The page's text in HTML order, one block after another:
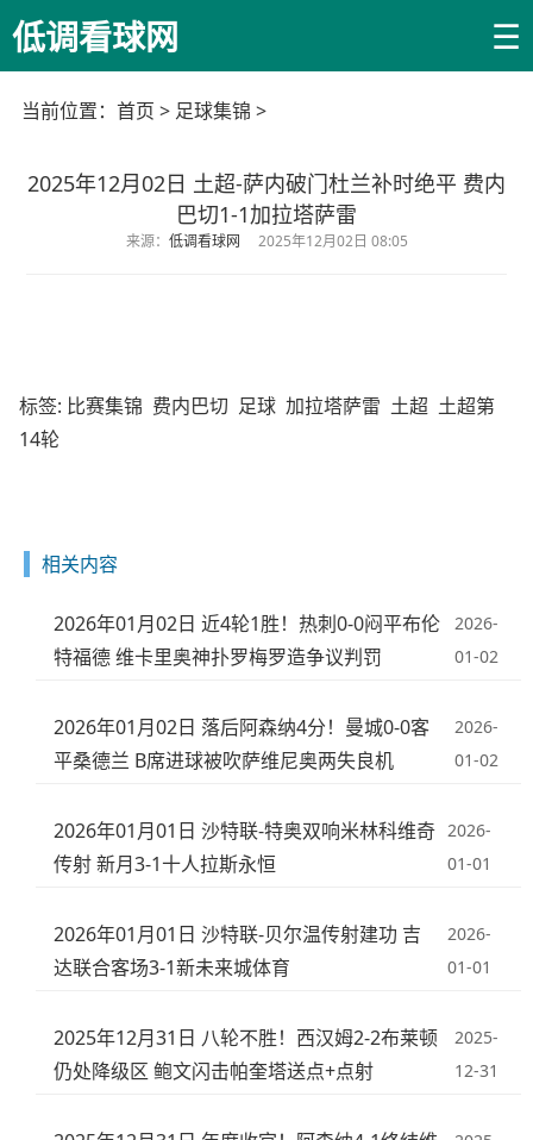
低调看球网 ☰
当前位置： 首页 > 足球集锦 >
2025年12月02日 土超-萨内破门杜兰补时绝平 费内
巴切1-1加拉塔萨雷
来源： 低调看球网 2025年12月02日 08:05
标签: 比赛集锦 费内巴切 足球 加拉塔萨雷 土超 土超第
14轮
相关内容
2026年01月02日 近4轮1胜！热刺0-0闷平布伦
特福德 维卡里奥神扑罗梅罗造争议判罚
2026-
01-02
2026年01月02日 落后阿森纳4分！曼城0-0客
平桑德兰 B席进球被吹萨维尼奥两失良机
2026-
01-02
2026年01月01日 沙特联-特奥双响米林科维奇
传射 新月3-1十人拉斯永恒
2026-
01-01
2026年01月01日 沙特联-贝尔温传射建功 吉
达联合客场3-1新未来城体育
2026-
01-01
2025年12月31日 八轮不胜！西汉姆2-2布莱顿
仍处降级区 鲍文闪击帕奎塔送点+点射
2025-
12-31